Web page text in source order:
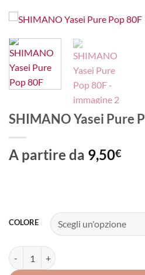
SHIMANO Yasei Pure
A partire da 9,50€
COLORE
SHIMANO Yasei Pure Pop 80F